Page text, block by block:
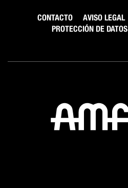
CONTACTO AVISO LEGAL
PROTECCIÓN DE DATOS